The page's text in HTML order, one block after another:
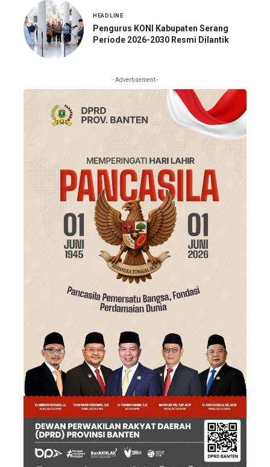
HEADLINE
Pengurus KONI Kabupaten Serang
Periode 2026-2030 Resmi Dilantik
- Advertisement -